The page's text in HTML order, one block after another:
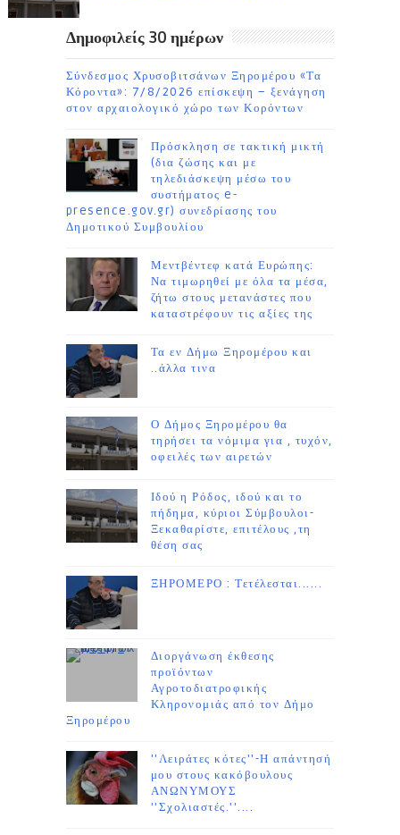
Δημοφιλείς 30 ημέρων
Σύνδεσμος Χρυσοβιτσάνων Ξηρομέρου «Τα
Κόροντα»: 7/8/2026 επίσκεψη – ξενάγηση
στον αρχαιολογικό χώρο των Κορόντων
Πρόσκληση σε τακτική μικτή
(δια ζώσης και με
τηλεδιάσκεψη μέσω του
συστήματος e-
presence.gov.gr) συνεδρίασης του
Δημοτικού Συμβουλίου
Μεντβέντεφ κατά Ευρώπης:
Να τιμωρηθεί με όλα τα μέσα,
ζήτω στους μετανάστες που
καταστρέφουν τις αξίες της
Τα εν Δήμω Ξηρομέρου και
..άλλα τινα
Ο Δήμος Ξηρομέρου θα
τηρήσει τα νόμιμα για , τυχόν,
οφειλές των αιρετών
Ιδού η Ρόδος, ιδού και το
πήδημα, κύριοι Σύμβουλοι-
Ξεκαθαρίστε, επιτέλους ,τη
θέση σας
ΞΗΡΟΜΕΡΟ : Τετέλεσται......
Διοργάνωση έκθεσης
προϊόντων
Αγροτοδιατροφικής
Κληρονομιάς από τον Δήμο
Ξηρομέρου
''Λειράτες κότες''-Η απάντησή
μου στους κακόβουλους
ΑΝΩΝΥΜΟΥΣ
''Σχολιαστές.''....